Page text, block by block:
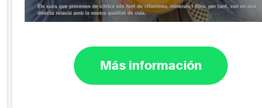
Más información